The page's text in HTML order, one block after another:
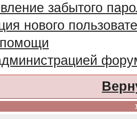
забытого
нового